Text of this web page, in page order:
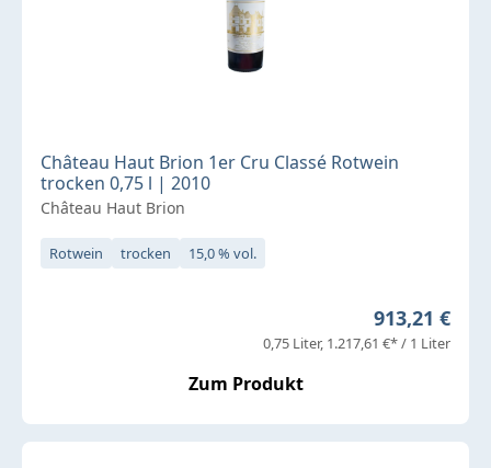
Château Haut Brion 1er Cru Classé Rotwein
trocken 0,75 l | 2010
Château Haut Brion
Rotwein trocken 15,0 % vol.
Regulärer
913,21 €
0,75 Liter 1.217,61 €* / 1 Liter
Zum Produkt